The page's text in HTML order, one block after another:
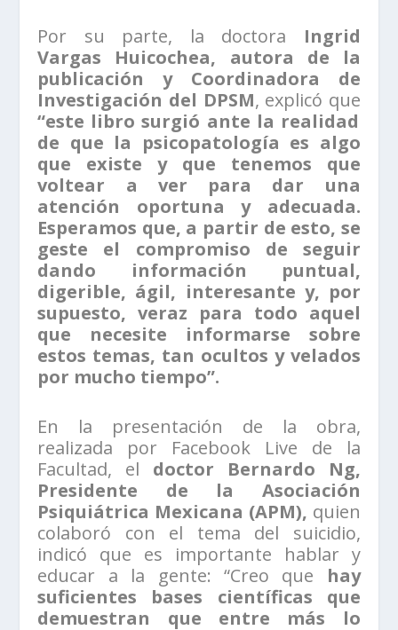
Por su parte, la doctora Ingrid
Vargas Huicochea, autora de la
publicación y Coordinadora de
Investigación del DPSM, explicó que
“este libro surgió ante la realidad
de que la psicopatología es algo
que existe y que tenemos que
voltear a ver para dar una
atención oportuna y adecuada.
Esperamos que, a partir de esto, se
geste el compromiso de seguir
dando información puntual,
digerible, ágil, interesante y, por
supuesto, veraz para todo aquel
que necesite informarse sobre
estos temas, tan ocultos y velados
por mucho tiempo”.
En la presentación de la obra,
realizada por Facebook Live de la
Facultad, el doctor Bernardo Ng,
Presidente de la Asociación
Psiquiátrica Mexicana (APM), quien
colaboró con el tema del suicidio,
indicó que es importante hablar y
educar a la gente: “Creo que hay
suficientes bases científicas que
demuestran que entre más lo